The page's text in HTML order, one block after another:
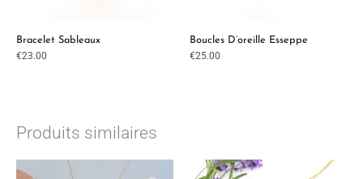
Bracelet Sableaux
€23.00
Boucles D’oreille Esseppe
€25.00
Produits similaires